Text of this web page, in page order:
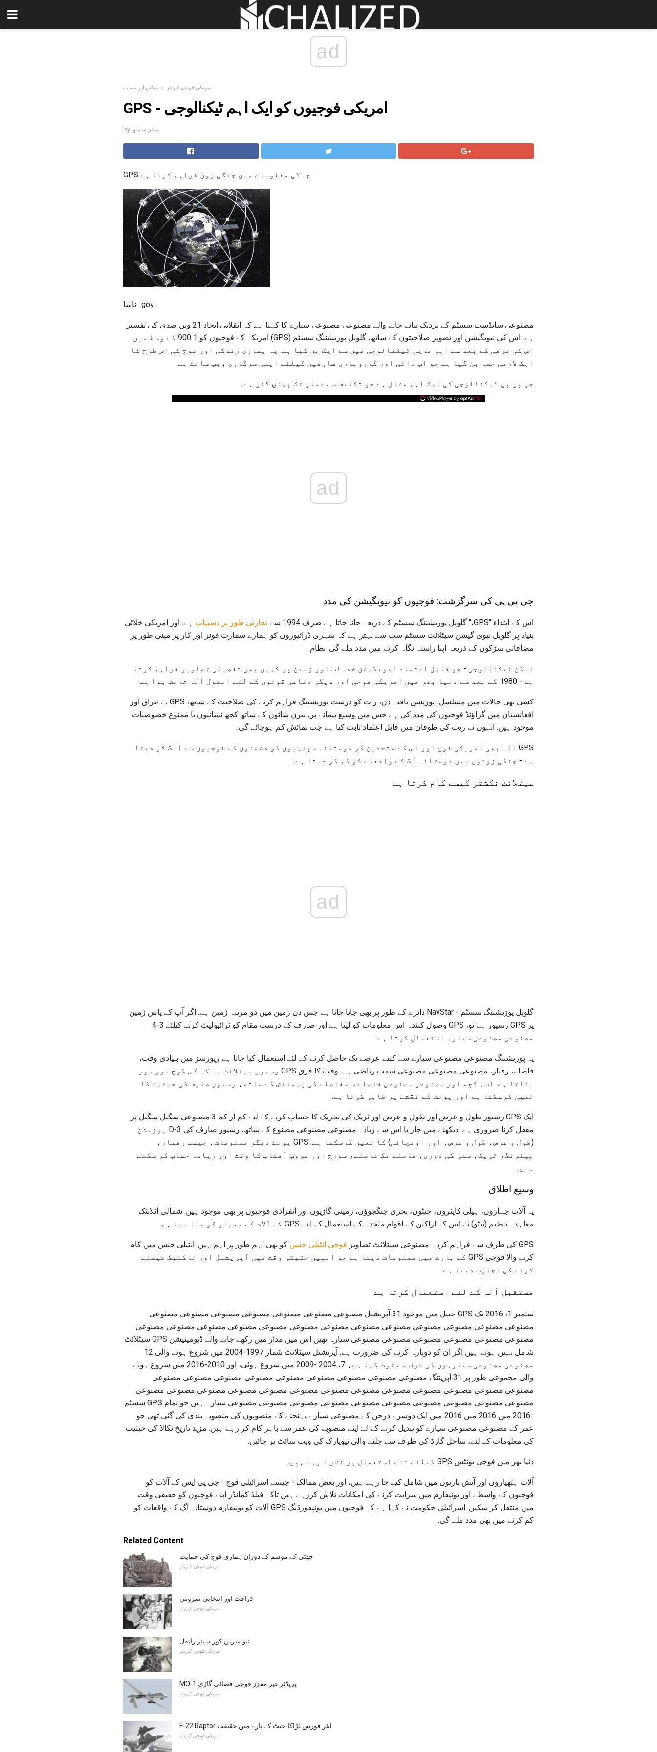
ad
امریکی فوجی کیریئر جنگیں اور تعینات
GPS - امریکی فوجیوں کو ایک اہم ٹیکنالوجی
by سٹو سمتھ
GPS جنگی معلومات میں جنگی زون فراہم کرتا ہے
ناسا. .gov
مصنوعی سایڈست سسٹم کے نزدیک بنائے جانے والے مصنوعی مصنوعی سیارے کا کہنا ہے کہ انقلابی ایجاد 21 ویں صدی کی تفسیر
ہے. اس کی نیویگیشن اور تصویر صلاحیتوں کے ساتھ، گلوبل پوزیشننگ سسٹم (GPS) امریکہ کے فوجیوں کو 1 900 کے وسط میں
اس کی ترقی کے بعد سے اہم ترین ٹیکنالوجی میں سے ایک بن گیا ہے. یہ ہماری زندگی اور فوج کی اس طرح کا
ایک لازمی حصہ بن گیا ہے جو اب ذاتی اور کاروباری صارفین کیلئے اپنی سرکاری ویب سائٹ ہے.
جی پی پی ٹیکنالوجی کی ایک اہم مثال ہے جو تکلیف سے عملی تک پہنچ گئی ہے.
ad
جی پی پی کی سرگزشت: فوجیوں کو نیویگیشن کی مدد
اس کے ابتداء "GPS،" گلوبل پوزیشننگ سسٹم کے ذریعہ جانا جاتا ہے صرف 1994 سے تجارتی طور پر دستیاب ہے. اور امریکی خلائی
بنیاد پر گلوبل نیوی گیشن سیٹلائٹ سسٹم سب سے بہتر ہے کہ شہری ڈرائیوروں کو ہمارے سمارٹ فونز اور کار پر مبنی طور پر
مضافاتی سڑکوں کے ذریعہ اپنا راستہ نگاہ کرنے میں مدد ملے گی. نظام
لیکن ٹیکنالوجی - جو قابل اعتماد نیویگیشن خدمات اور زمین پر کہیں بھی تفصیلی تصاویر فراہم کرتا
ہے - 1980 کے بعد سے دنیا بھر میں امریکی فوجی اور دیگر دفاعی قوتوں کے لئے انمول آلہ ثابت ہوا ہے.
کسی بھی حالات میں مسلسل، پوزیشن یافتہ دن، رات کو درست پوزیشننگ فراہم کرنے کی صلاحیت کے ساتھ، GPS نے عراق اور
افغانستان میں گراؤنڈ فوجیوں کی مدد کی ہے جس میں وسیع پیمانے پر، بیرن شاٹوں کے ساتھ کچھ نشانیوں یا ممنوع خصوصیات
موجود ہیں. انہوں نے ریت کی طوفان میں قابل اعتماد ثابت کیا ہے جب نمائش کم ہوجائے گی.
GPS آلہ بھی امریکی فوج اور اس کے متحدین کو دوستانہ سپاہیوں کو دشمنوں کے فوجیوں سے الگ کر دیتا
ہے - جنگی زونوں میں دوستانہ آگ کے واقعات کو کم کر دیتا ہے.
سیٹلائٹ نکشتر کیسے کام کرتا ہے
ad
گلوبل پوزیشننگ سسٹم - NavStar دائرے کے طور پر بھی جانا جاتا ہے جس دن زمین میں دو مرتبہ زمین ہے. اگر آپ کے پاس زمین
پر GPS رسیور ہے تو، GPS وصول کنندہ اس معلومات کو لیتا ہے اور صارف کے درست مقام کو ٹرائیولیٹ کرنے کیلئے 3-4
مصنوعی مصنوعی سیارہ استعمال کرتا ہے.
یہ پوزیشننگ مصنوعی مصنوعی سیارے سے کتنے عرصے تک حاصل کرنے کے لئے استعمال کیا جاتا ہے ریورسز میں بنیادی وقت،
فاصلے، رفتار، مصنوعی مصنوعی مصنوعی سمت ریاضی ہے. وقت کا فرق GPS رسیور سیٹلائٹ ہے کہ کس طرح دور دور
بتاتا ہے. اب، کچھ اور مصنوعی مصنوعی فاصلے سے فاصلے کی پیمائش کے ساتھ، رسیور صارف کی حیثیت کا
تعین کرسکتا ہے اور یونٹ کے نقشے پر ظاہر کرتا ہے.
ایک GPS رسیور طول و عرض اور طول و عرض اور ٹریک کی تحریک کا حساب کرنے کے لئے کم از کم 3 مصنوعی سگنل سگنل پر
مقفل کرنا ضروری ہے. دیکھنے میں چار یا اس سے زیادہ مصنوعی مصنوعی مصنوع کے ساتھ، رسیور صارف کی 3-D پوزیشن
(طول و عرض، طول و عرض، اور اونچائی) کا تعین کرسکتا ہے. GPS یونٹ دیگر معلومات، جیسے رفتار،
بیئرنگ، ٹریک، سفر کی دوری، فاصلے تک فاصلے، سورج اور غروب آفتاب کا وقت اور زیادہ حساب کر سکتے
ہیں.
وسیع اطلاق
یہ آلات جہازوں، ہیلی کاپٹروں، جیٹوں، بحری جنگجوؤں، زمینی گاڑیوں اور انفرادی فوجیوں پر بھی موجود ہیں. شمالی اٹلانٹک
معاہدہ تنظیم (نیٹو) نے اس کے اراکین کے اقوام متحدہ کے استعمال کے لئے GPS کے آلات کے معیار کو بنا دیا ہے.
GPS کی طرف سے فراہم کردہ مصنوعی سیٹلائٹ تصاویر فوجی انٹیلی جنس کو بھی اہم طور پر اہم ہیں. انٹیلی جنس میں کام
کرنے والا فوجی GPS کے بارے میں معلومات دیتا ہے جو انہیں حقیقی وقت میں آپریشنل اور تاکتیک فیصلے
کرنے کی اجازت دیتا ہے.
مستقبل آلہ کے لئے استعمال کرتا ہے
ستمبر 1، 2016 تک GPS جیبل میں موجود 31 آپریشنل مصنوعی مصنوعی مصنوعی مصنوعی مصنوعی مصنوعی مصنوعی
مصنوعی مصنوعی مصنوعی مصنوعی مصنوعی مصنوعی مصنوعی مصنوعی مصنوعی مصنوعی مصنوعی مصنوعی مصنوعی
مصنوعی مصنوعی مصنوعی مصنوعی مصنوعی مصنوعی سیارہ تھیں اس میں مدار میں رکھے جانے والے ڈیومینیشن GPS سیٹلائٹ
شامل نہیں ہوتے ہیں اگر ان کو دوبارہ کرنے کی ضرورت ہے. آپریشنل سیٹلائٹ شمار 1997-2004 میں شروع ہونے والی 12
مصنوعی مصنوعی سیارہوں کی طرف سے ٹوٹ گیا ہے، 7، 2004 -2009 میں شروع ہوئی، اور 2010-2016 میں شروع ہونے
والی مجموعی طور پر 31 آپریٹنگ مصنوعی مصنوعی مصنوعی مصنوعی مصنوعی مصنوعی مصنوعی مصنوعی مصنوعی
مصنوعی مصنوعی مصنوعی مصنوعی مصنوعی مصنوعی مصنوعی مصنوعی مصنوعی مصنوعی مصنوعی مصنوعی مصنوعی
مصنوعی مصنوعی مصنوعی مصنوعی مصنوعی مصنوعی مصنوعی مصنوعی مصنوعی مصنوعی سیارہ ہیں جو تمام GPS سسٹم
. 2016 میں 2016 میں 2016 میں ایک دوسرے درجن کے مصنوعی سیارے پہنچنے کے منصوبوں کی منصوبہ بندی کی گئی تھی جو
عمر کے مصنوعی مصنوعی سیارے کو تبدیل کرنے کے لۓ اپنے منصوبے کی عمر سے باہر کام کر رہے ہیں. مزید تاریخ نکالا کی حیثیت
کی معلومات کے لئے، ساحل گارڈ کی طرف سے چلنے والی نیویارک کی ویب سائٹ پر جائیں.
دنیا بھر میں فوجی یونٹس GPS کیلئے نئے استعمال پر نظر آ رہے ہیں.
آلات ہتھیاروں اور آتش بازیوں میں شامل کیے جا رہے ہیں، اور بعض ممالک - جیسے اسرائیلی فوج - جی پی ایس کے آلات کو
فوجیوں کے واسطے اور یونیفارم میں سرایت کرنے کی امکانات تلاش کررہے ہیں تاکہ فیلڈ کمانڈر اپنے فوجیوں کو حقیقی وقت
میں منتقل کر سکیں. اسرائیلی حکومت نے کہا ہے کہ فوجیوں میں یونیفورڈنگ GPS آلات کو یونیفارم دوستانہ آگ کے واقعات کو
کم کرنے میں بھی مدد ملے گی.
Related Content
چھٹی کے موسم کے دوران ہماری فوج کی حمایت
امریکی فوجی کیریئر
ڈرافٹ اور انتخابی سروس
امریکی فوجی کیریئر
نیو میرین کور سپنر رائفل
امریکی فوجی کیریئر
MQ-1 پریڈٹر غیر معزز فوجی فضائی گاڑی
امریکی فوجی کیریئر
F-22 Raptor ایئر فورس لڑاکا جیٹ کے بارے میں حقیقت
امریکی فوجی کیریئر